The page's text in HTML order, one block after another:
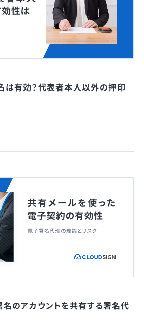
は有効？代表者本人以外の押印
のアカウントを共有する署名代